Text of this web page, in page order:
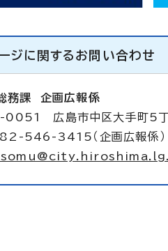
ジに関する お問い合わせ
務課 企画広報係
0051 広島市中区大手町5
546-3415（企画広報